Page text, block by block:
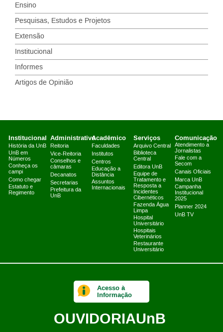
Ensino
Pesquisas, Estudos e Projetos
Extensão
Institucional
Informes
Artigos de Opinião
Institucional
História da UnB
UnB em
Números
Conheça os
campi
Como chegar
Estatuto e
Regimento
Administrativo
Reitoria
Vice-Reitoria
Conselhos e
câmaras
Decanatos
Secretarias
Prefeitura da
UnB
Acadêmico
Faculdades
Institutos
Centros
Educação a
Distância
Assuntos
Internacionais
Serviços
Arquivo Central
Biblioteca
Central
Editora UnB
Equipe de
Tratamento e
Resposta a
Incidentes
Cibernéticos
Fazenda Água
Limpa
Hospital
Universitário
Hospitais
Veterinários
Restaurante
Universitário
Comunicação
Atendimento a
Jornalistas
Fale com a
Secom
Canais Oficiais
Marca UnB
Campanha
Institucional
2025
Planner 2024
UnB TV
Acesso à
Informação
OUVIDORIAUnB